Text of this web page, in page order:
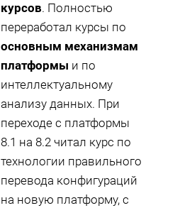
курсов. Полностью
переработал курсы по
основным механизмам
платформы и по
интеллектуальному
анализу данных. При
переходе с платформы
8.1 на 8.2 читал курс по
технологии правильного
перевода конфигураций
на новую платформу, с